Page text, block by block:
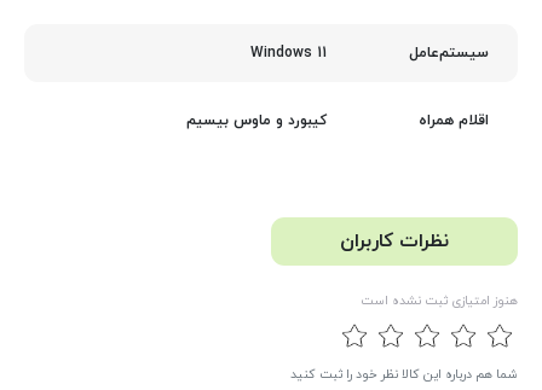
سیستم‌عامل Windows 11
اقلام همراه کیبورد و ماوس بیسیم
نظرات کاربران
هنوز امتیازی ثبت نشده است
شما هم درباره این کالا نظر خود را ثبت کنید